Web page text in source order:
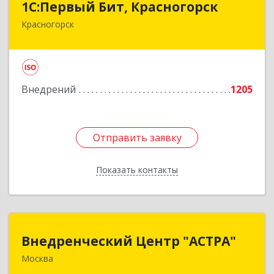
1С:Первый Бит, Красногорск
Красногорск
Внедрений 1205
Отправить заявку
Показать контакты
143402, Московская обл, Красногорский р-н,
Отправить заявку
Назад
Внедренческий Центр "АСТРА"
Москва
Внедренческий Центр "АСТРА"
125310, Москва г, Муравская ул, дом № 38,